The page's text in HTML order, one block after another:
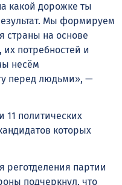
какой дорожке ты
Мы формируем
страны на основе
потребностей и
несём
перед людьми», —
11 политических
которых
реготделения партии
подчеркнул, что